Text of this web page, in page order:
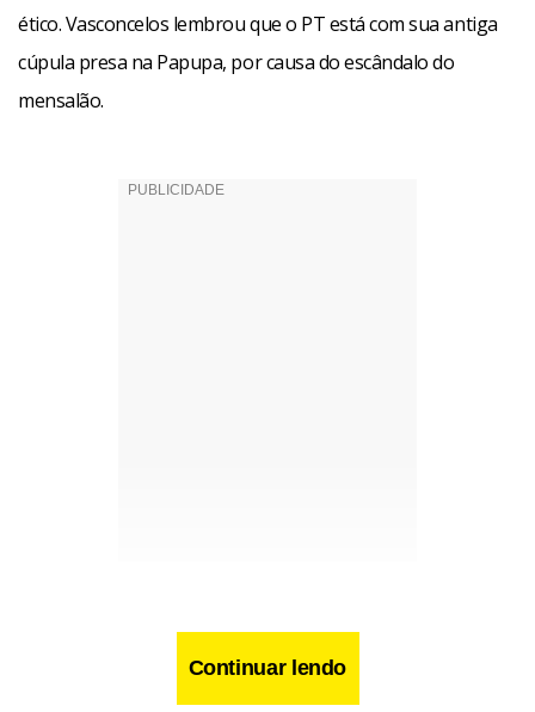
ético. Vasconcelos lembrou que o PT está com sua antiga
cúpula presa na Papupa, por causa do escândalo do
mensalão.
“Eu não posso aceitar que um partido que está com a sua
ex-cúpula, com José Dirceu, o ex-capitão do time de Lula
recolhido na Papuda. O tesoureiro do partido (Delúbio
Continuar lendo